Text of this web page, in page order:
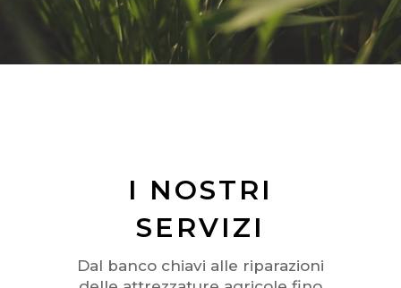
I NOSTRI
SERVIZI
Dal banco chiavi alle riparazioni